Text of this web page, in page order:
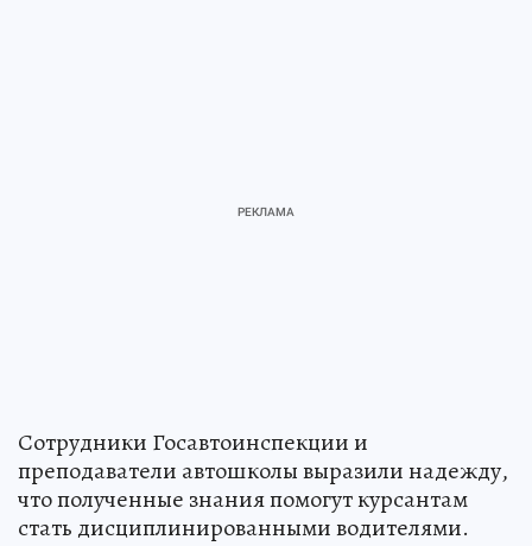
Сотрудники Госавтоинспекции и
преподаватели автошколы выразили надежду,
что полученные знания помогут курсантам
стать дисциплинированными водителями.